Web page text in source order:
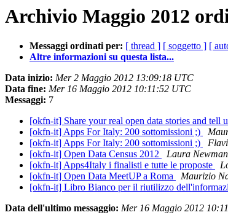
Archivio Maggio 2012
Messaggi ordinati per: [ thread ] [ soggetto ] [
Altre informazioni su questa lista...
Data inizio: Mer 2 Maggio 2012 13:09:18 UTC
Data fine: Mer 16 Maggio 2012 10:11:52 UTC
Messaggi: 7
[okfn-it] Share your real open data stories and tell
[okfn-it] Apps For Italy: 200 sottomissioni ;)
[okfn-it] Apps For Italy: 200 sottomissioni ;)
[okfn-it] Open Data Census 2012
Laura Newman
[okfn-it] Apps4Italy i finalisti e tutte le proposte
[okfn-it] Open Data MeetUP a Roma
Maurizio
[okfn-it] Libro Bianco per il riutilizzo
Data dell'ultimo messaggio: Mer 16 Maggio 2012